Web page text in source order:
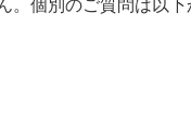
。個別のご質問は以下